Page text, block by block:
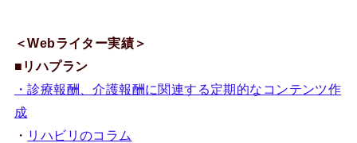
＜Webライター実績＞
■リハプラン
・診療報酬、介護報酬に関連する定期的なコンテンツ作
成
・ リハビリのコラム